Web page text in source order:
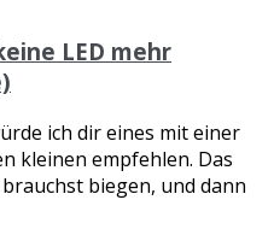
LED mehr
ich dir eines mit einer
kleinen empfehlen. Das
biegen, und dann